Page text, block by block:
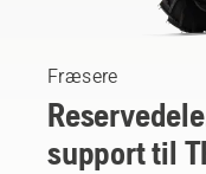
Fræsere
support til